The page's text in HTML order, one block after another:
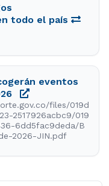
todo el país
eventos
files/019d
2517926acbc9/019
6dd5fac9deda/B
2026-JIN.pdf